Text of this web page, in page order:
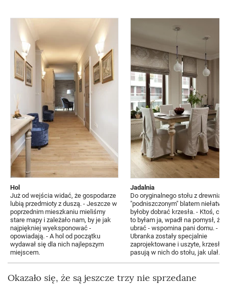
Hol
Już od wejścia widać, że gospodarze
lubią przedmioty z duszą. - Jeszcze w
poprzednim mieszkaniu mieliśmy
stare mapy i zależało nam, by je jak
najpiękniej wyeksponować -
opowiadają. - A hol od początku
wydawał się dla nich najlepszym
miejscem.
Jadalnia
Do oryginalnego stołu z
"podniszczonym" blatem niełatwo
byłoby dobrać krzesła. - Ktoś,
to byłam ja, wpadł na pomysł,
ubrać - wspomina pani domu. -
Ubranka zostały specjalnie
zaprojektowane i uszyte, krzesła
pasują w nich do stołu, jak ulał.
Okazało się, że są jeszcze trzy nie sprzedane